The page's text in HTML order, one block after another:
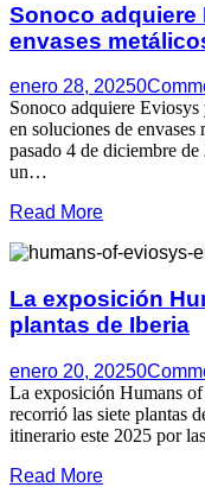
Sonoco adquiere
envases
enero 28, 20250
Sonoco adquiere
en soluciones de
pasado 4 de diciembre
un…
Read More
La exposición
plantas de Iberia
enero 20, 20250
La exposición Humans
recorrió las siete plantas
itinerario este 2025 por
Read More